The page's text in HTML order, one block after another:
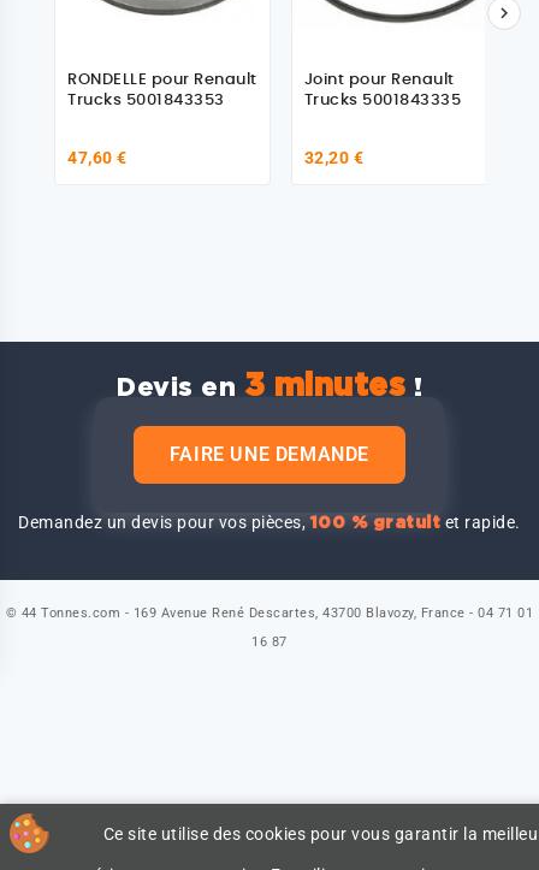
RONDELLE pour Renault
Trucks 5001843353
47,60 €
Joint pour Renault
Trucks 5001843335
32,20 €

Devis en 3 minutes !
FAIRE UNE DEMANDE
Demandez un devis pour vos pièces,100 % gratuit et rapide.
Ce site utilise des cookies pour vous garantir la
© 44 Tonnes.com - 169 Avenue René Descartes, 43700 Blavozy, France - 04 71 01
16 87